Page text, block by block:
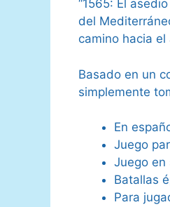
“1565: El
del
camino hacia
Basado en un
simplemente
En
Juego
Juego en
Batallas
Para